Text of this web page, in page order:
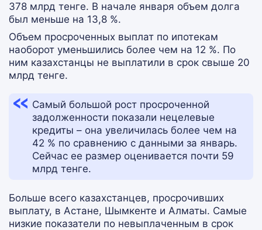
378 млрд тенге. В начале января объем долга
был меньше на 13,8 %.
Объем просроченных выплат по ипотекам
наоборот уменьшились более чем на 12 %. По
ним казахстанцы не выплатили в срок свыше 20
млрд тенге.
Самый большой рост просроченной
задолженности показали нецелевые
кредиты – она увеличилась более чем на
42 % по сравнению с данными за январь.
Сейчас ее размер оценивается почти 59
млрд тенге.
Больше всего казахстанцев, просрочивших
выплату, в Астане, Шымкенте и Алматы. Самые
низкие показатели по невыплаченным в срок